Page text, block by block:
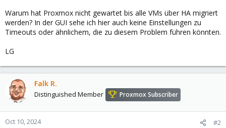
Warum hat Proxmox nicht gewartet bis alle VMs über HA migriert
werden? In der GUI sehe ich hier auch keine Einstellungen zu
Timeouts oder ähnlichem, die zu diesem Problem führen könnten.
LG
Falk R.
Distinguished Member Proxmox Subscriber
Oct 10, 2024 #2